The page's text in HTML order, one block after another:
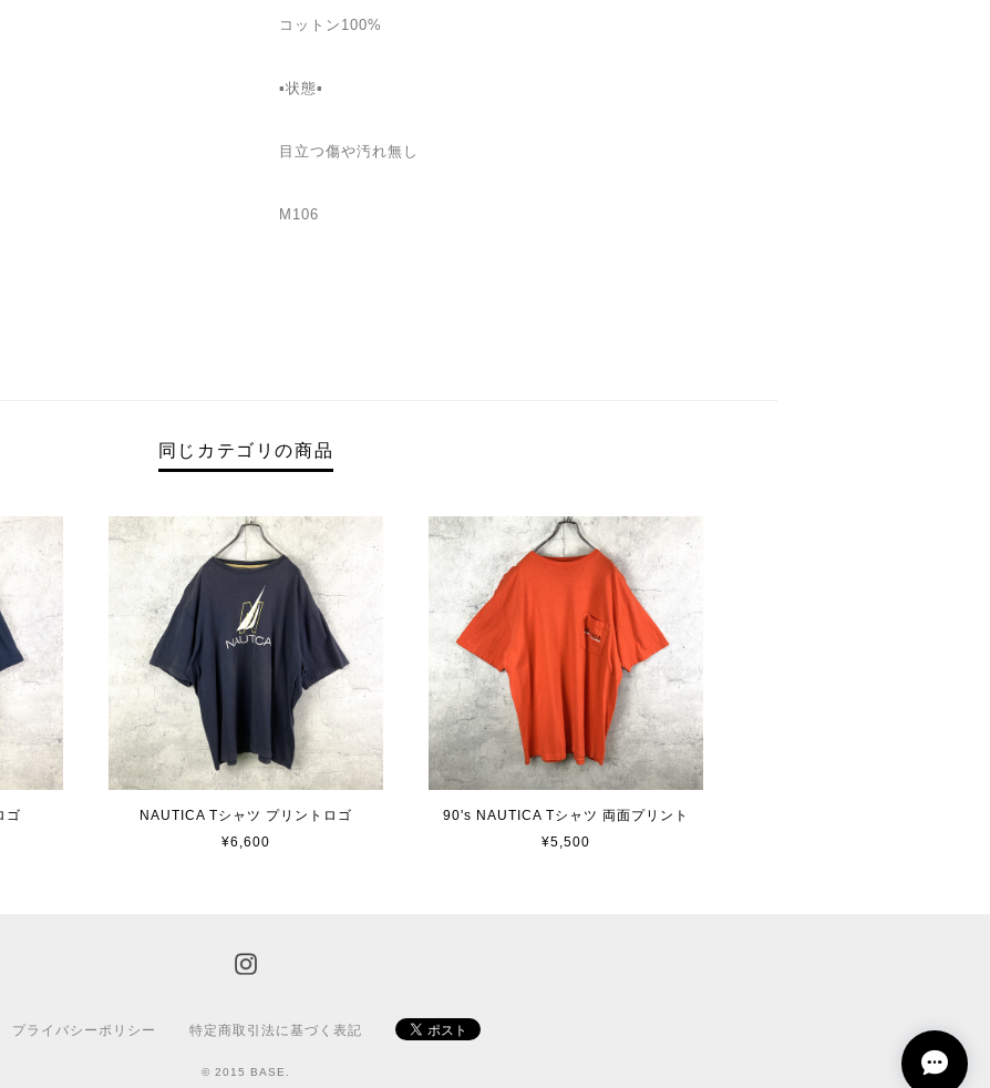
コットン100%
▪状態▪
目立つ傷や汚れ無し
M106
同じカテゴリの商品
ゴ
NAUTICA Tシャツ プリントロゴ
¥6,600
90's NAUTICA Tシャツ 両面プリント
¥5,500
プライバシーポリシー 特定商取引法に基づく表記
© 2015 BASE.